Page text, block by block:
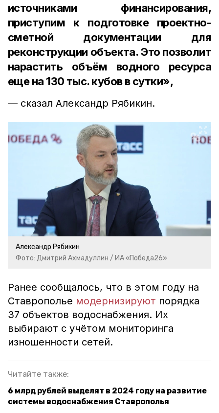
источниками финансирования,
приступим к подготовке проектно-
сметной документации для
реконструкции объекта. Это позволит
нарастить объём водного ресурса
еще на 130 тыс. кубов в сутки»,
— сказал Александр Рябикин.
Александр Рябикин
Фото: Дмитрий Ахмадуллин / ИА «Победа26»
Ранее сообщалось, что в этом году на
Ставрополье модернизируют порядка
37 объектов водоснабжения. Их
выбирают с учётом мониторинга
изношенности сетей.
Читайте также:
6 млрд рублей выделят в 2024 году на развитие
системы водоснабжения Ставрополья